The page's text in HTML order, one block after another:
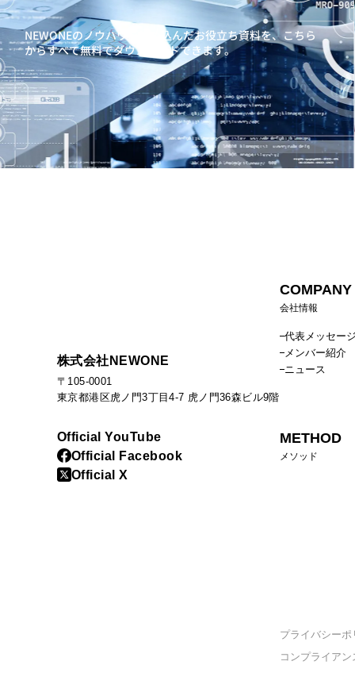
NEWONEのノウハウを詰め込んだお役立ち資料を、こちら
からすべて無料でダウンロードできます。
株式会社NEWONE
〒105-0001
東京都港区虎ノ門3丁目4-7 虎ノ門36森ビル9階
Official YouTube
Official Facebook
Official X
COMPANY
会社情報
代表メッセー
メンバー紹介
ニュース
METHOD
メソッド
プライバシーポ
コンプライア